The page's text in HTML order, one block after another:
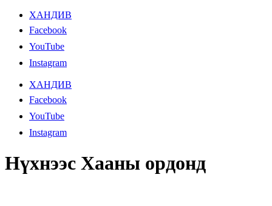
ХАНДИВ
Facebook
YouTube
Instagram
ХАНДИВ
Facebook
YouTube
Instagram
Нүхнээс Хааны ордонд